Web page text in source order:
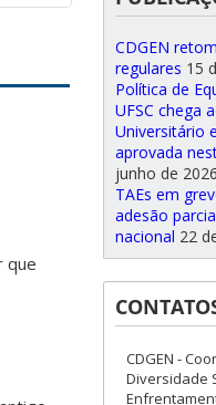
que
CDGEN
regulares 15
Política de
UFSC chega
Universitário
aprovada
junho de 2026
TAEs em
adesão
nacional 22
CDGEN -
Diversidade